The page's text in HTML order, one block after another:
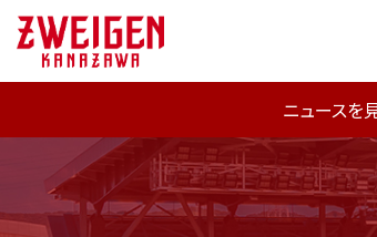
ニュースを